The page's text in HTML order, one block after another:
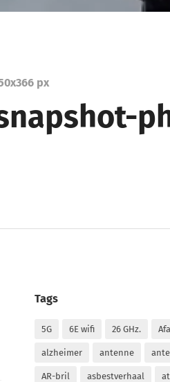
x366 px
Tags
5G 6E wifi 26 GHz.
alzheimer antenne
AR-bril asbestverhaal